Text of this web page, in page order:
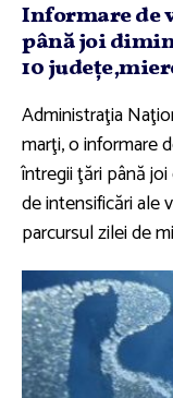
Informare de
până joi
10
Administraţia
marţi, o informare
întregii ţări până
de intensificări ale
parcursul zilei de